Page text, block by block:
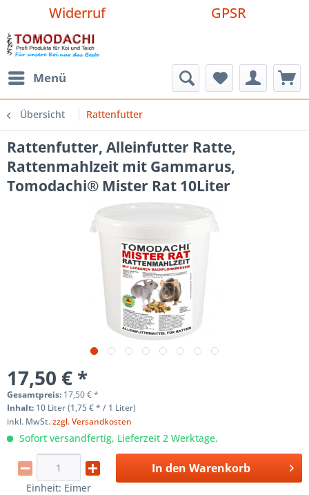
Widerruf GPSR
Menü
Übersicht Rattenfutter
Rattenfutter, Alleinfutter Ratte,
Rattenmahlzeit mit Gammarus,
Tomodachi® Mister Rat 10Liter
17,50 € *
Gesamtpreis: 17,50€*
Inhalt: 10 Liter (1,75 € * / 1 Liter)
inkl. MwSt.zzgl. Versandkosten
Sofort versandfertig, Lieferzeit 2 Werktage.
Einheit: Eimer
In den Warenkorb